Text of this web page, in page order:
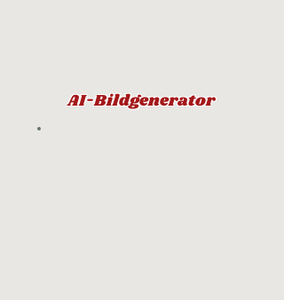
AI-Bildgenerator